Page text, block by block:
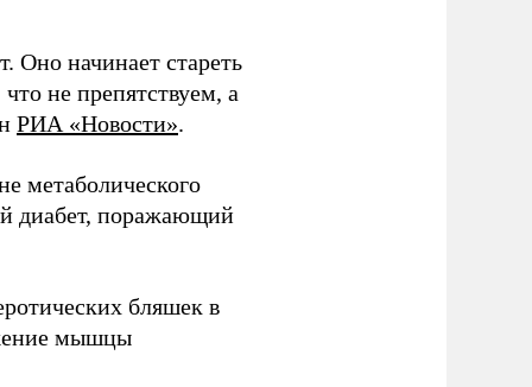
Оно начинает стареть
не препятствуем, а
РИА «Новости».
метаболического
диабет, поражающий
бляшек в
мышцы